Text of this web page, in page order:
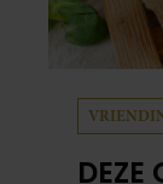
DEZE